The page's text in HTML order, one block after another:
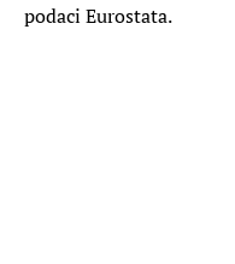
podaci Eurostata.